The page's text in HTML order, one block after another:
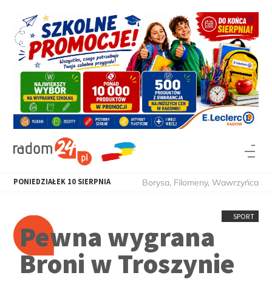
PONIEDZIAŁEK 10 SIERPNIA Borysa, Filomeny, Wawrzyńca
SPORT
Pewna wygrana
Broni w Troszynie